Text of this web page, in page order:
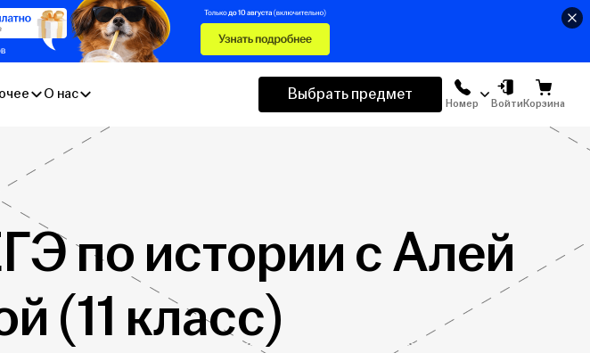
О нас Выбрать предмет
Номер ВойтиКорзина
по истории с Алей
(11 класс)